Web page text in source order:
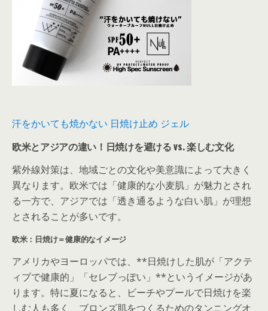
汗をかいても焼かない 日焼け止め ジェル
欧米とアジアの違い！日焼けを避ける vs. 楽しむ文化
紫外線対策は、地域ごとの文化や美意識によって大きく
異なります。欧米では「健康的な小麦肌」が魅力とされ
る一方で、アジアでは「透き通るような白い肌」が理想
とされることが多いです。
欧米：日焼け＝健康的なイメージ
アメリカやヨーロッパでは、**日焼けした肌が「アクテ
ィブで健康的」「セレブっぽい」**というイメージがあ
ります。特に夏になると、ビーチやプールで日焼けを楽
しむ人も多く、ブロンズ肌をつくるためのタンニングオ